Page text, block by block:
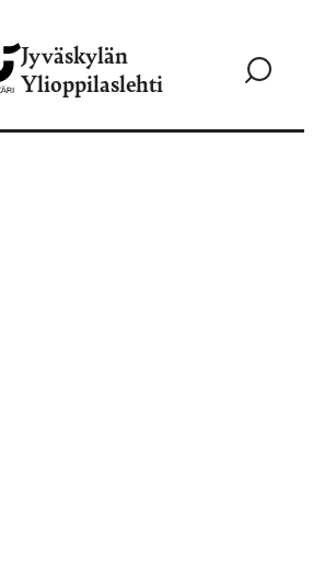
Jyväskylän
Ylioppilaslehti
Siirry